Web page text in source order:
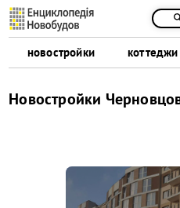
новостройки коттеджи
Новостройки